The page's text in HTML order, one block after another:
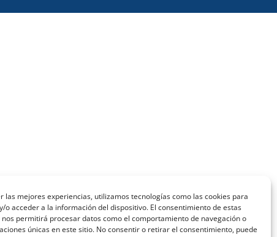
las mejores experiencias, utilizamos tecnologías como las cookies para
o acceder a la información del dispositivo. El consentimiento de estas
permitirá procesar datos como el comportamiento de navegación o
únicas en este sitio. No consentir o retirar el consentimiento, puede